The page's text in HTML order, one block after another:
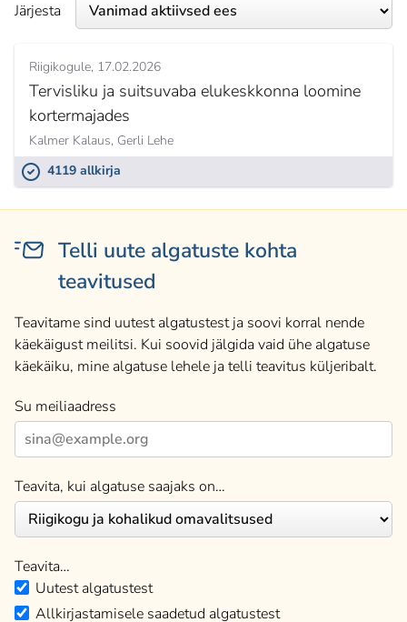
Järjesta
Riigikogule 17.02.2026
Tervisliku ja suitsuvaba elukeskkonna loomine
kortermajades
Kalmer Kalaus, Gerli Lehe
4119 allkirja
Telli uute algatuste kohta
teavitused
Teavitame sind uutest algatustest ja soovi korral nende
käekäigust meilitsi. Kui soovid jälgida vaid ühe algatuse
käekäiku, mine algatuse lehele ja telli teavitus küljeribalt.
Su meiliaadress
Teavita, kui algatuse saajaks on…
Teavita…
Uutest algatustest
Allkirjastamisele saadetud algatustest